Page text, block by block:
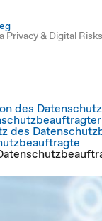
Privacy & Digital
des
des